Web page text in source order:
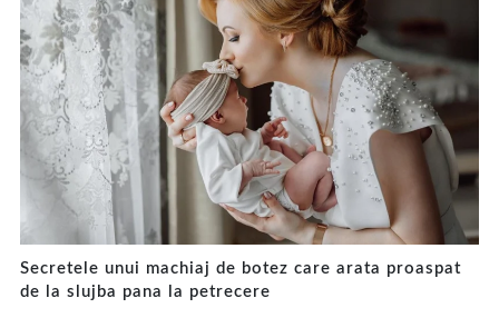
Secretele unui machiaj de botez care arata proaspat
de la slujba pana la petrecere